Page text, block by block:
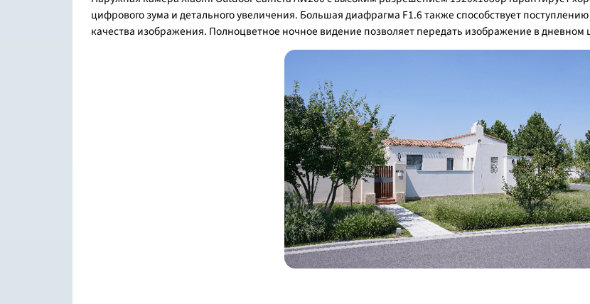
цифрового зума и детального увеличения. Большая диафрагма F1.6 также способствует
качества изображения. Полноцветное ночное видение позволяет передать изображение в дневном